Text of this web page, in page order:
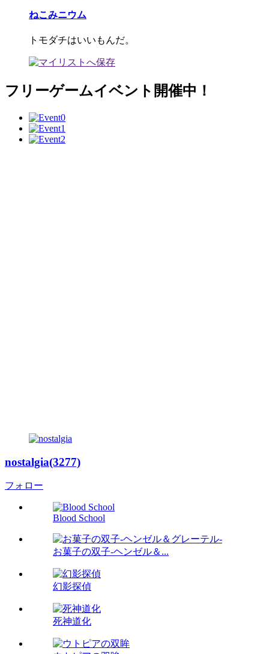
ねこみニウム
トモダチはいいもんだ。
フリーゲームイベント開催中！
nostalgia(3277)
フォロー
Blood School
お菓子の双子-ヘンゼル＆...
幻影探偵
死神道化